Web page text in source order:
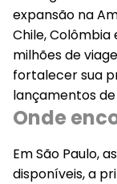
expansão na
Chile, Colômbia
milhões de
fortalecer sua
lançamentos de
Onde
Em São Paulo,
disponíveis, a